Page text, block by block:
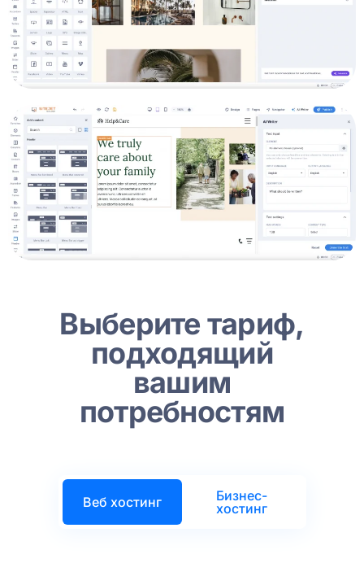
Выберите тариф,
подходящий
вашим
потребностям
Веб xостинг
Бизнес-
хостинг